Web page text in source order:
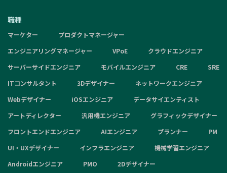
職種
マーケター
プロダクトマネージャー
エンジニアリングマネージャー
VPoE
クラウドエンジニア
サーバーサイドエンジニア
モバイルエンジニア CRE
SRE
ITコンサルタント
3Dデザイナー
ネットワークエンジニア
Webデザイナー
iOSエンジニア
データサイエンティスト
アートディレクター
汎用機エンジニア
グラフィックデザイナー
フロントエンドエンジニア
AIエンジニア プランナー
PM
UI・UXデザイナー
インフラエンジニア
機械学習エンジニア
Androidエンジニア
PMO 2Dデザイナー